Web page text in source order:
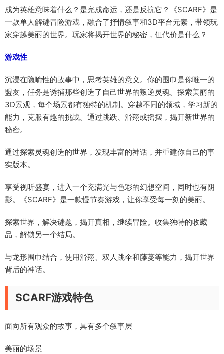
成为英雄意味着什么？是完成命运，还是反抗它？《SCARF》是
一款单人解谜冒险游戏，融合了抒情叙事和3D平台元素，带领玩
家穿越美丽的世界。玩家将揭开世界的秘密，但代价是什么？
游戏性
沉浸在隐喻性的故事中，思考英雄的意义。你的围巾是你唯一的
盟友，任务是诱捕那些创造了自己世界的叛逆灵魂。探索美丽的
3D景观，每个场景都有独特的机制。穿越不同的领域，学习新的
能力，克服有趣的挑战。通过跳跃、滑翔或摇摆，揭开新世界的
秘密。
通过探索灵魂创造的世界，发现丰富的神话，并重建你自己的事
实版本。
享受视听盛宴，进入一个充满光与色彩的幻想空间，同时也有阴
影。《SCARF》是一款慢节奏游戏，让你享受每一刻的美丽。
探索世界，解决谜题，揭开真相，继续冒险。收集独特的收藏
品，解锁另一个结局。
与龙形围巾结合，使用滑翔、双人跳伞和藤蔓等能力，揭开世界
背后的神话。
SCARF游戏特色
面向所有观众的故事，具有多个叙事层
美丽的场景